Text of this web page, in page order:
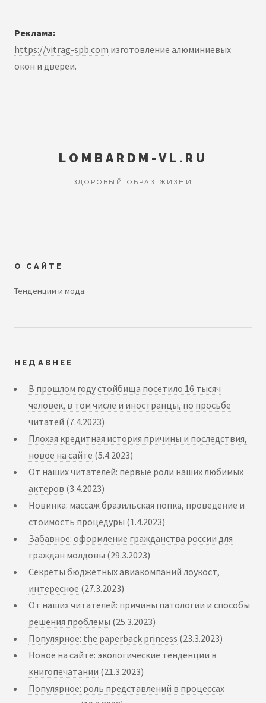
Реклама:
https://vitrag-spb.com изготовление алюминиевых
окон и двереи.
LOMBARDM-VL.RU
ЗДОРОВЫЙ ОБРАЗ ЖИЗНИ
О САЙТЕ
Тенденции и мода.
НЕДАВНЕЕ
В прошлом году стойбища посетило 16 тысяч
человек, в том числе и иностранцы, по просьбе
читатей (7.4.2023)
Плохая кредитная история причины и последствия,
новое на сайте (5.4.2023)
От наших читателей: первые роли наших любимых
актеров (3.4.2023)
Новинка: массаж бразильская попка, проведение и
стоимость процедуры (1.4.2023)
Забавное: оформление гражданства россии для
граждан молдовы (29.3.2023)
Секреты бюджетных авиакомпаний лоукост,
интересное (27.3.2023)
От наших читателей: причины патологии и способы
решения проблемы (25.3.2023)
Популярное: the paperback princess (23.3.2023)
Новое на сайте: экологические тенденции в
книгопечатании (21.3.2023)
Популярное: роль представлений в процессах